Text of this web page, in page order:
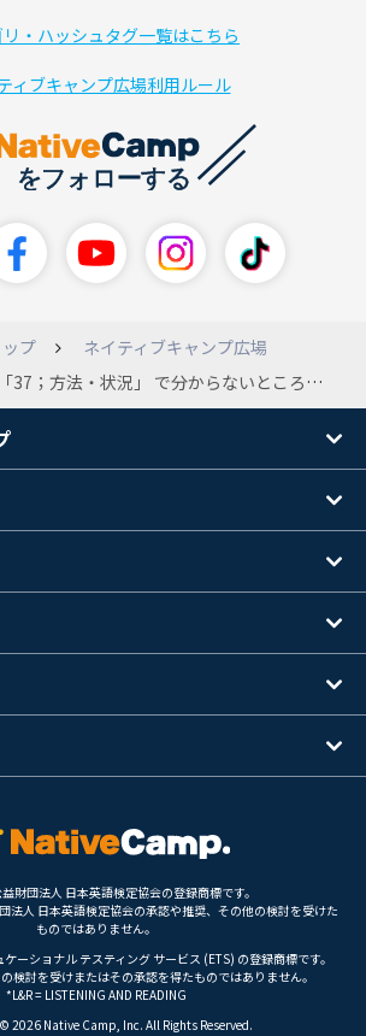
・ハッシュタグ一覧はこちら
ィブキャンプ広場利用ルール
プ
ネイティブキャンプ広場
are usually attracted by people like them, or people unlike them? Why do you think that way?」という文章があると思うのですが、 ここの「them」が何を表しているのかが分かりません・・・。 前の問題のどこかを示していると思うのですが、 教えてください！！
財団法人 日本英語検定協会の登録商標です。
法人 日本英語検定協会の承認や推奨、その他の検討を受けた
ものではありません。
ケーショナル テスティング サービス (ETS) の登録商標です。
検討を受けまたはその承認を得たものではありません。
*L&R = LISTENING AND READING
2026 Native Camp, Inc. All Rights Reserved.